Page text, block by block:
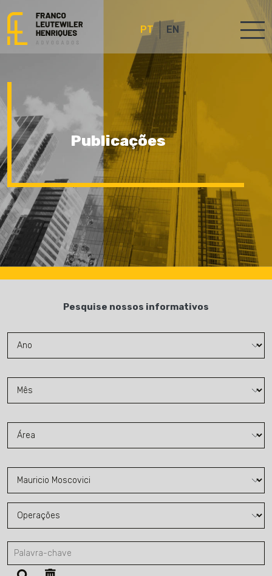
PT EN
Publicações
Pesquise nossos informativos